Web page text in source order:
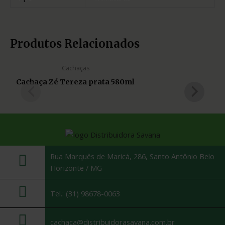
Produtos Relacionados
Cachaças
Cachaça Zé Tereza prata 580ml
Rua Marquês de Maricá, 286, Santo Antônio Belo
Horizonte / MG
Tel.: (31) 98678-0063
cachaca@distribuidorasavana.com.br